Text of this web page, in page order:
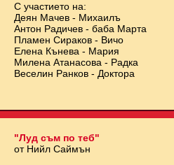
С участието на:
Деян Мачев - Михаилъ
Антон Радичев - баба Марта
Пламен Сираков - Вичо
Елена Кънева - Мария
Милена Атанасова - Радка
Веселин Ранков - Доктора
"Луд съм по теб"
от Нийл Саймън